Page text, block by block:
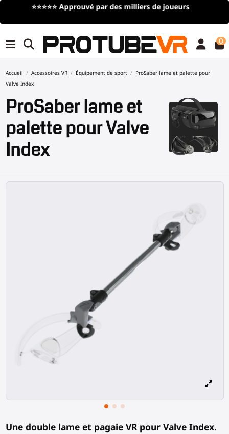
Livraison gratuitepour toute commande de plus de 100€/115$
0
Accueil Accessoires VR Équipement de sport
ProSaber lame et palette pour
Valve Index
ProSaber lame et
palette pour Valve
Index
Une double lame et pagaie VR pour Valve Index.